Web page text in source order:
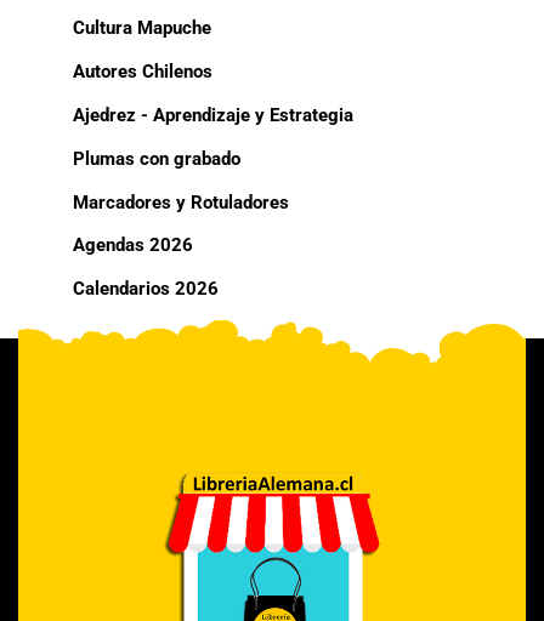
Cultura Mapuche
Autores Chilenos
Ajedrez - Aprendizaje y Estrategia
Plumas con grabado
Marcadores y Rotuladores
Agendas 2026
Calendarios 2026